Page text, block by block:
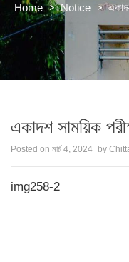
Home > Notice >
একাদশ সাময়িক
Posted on মার্চ 4, 2024 by
img258-2